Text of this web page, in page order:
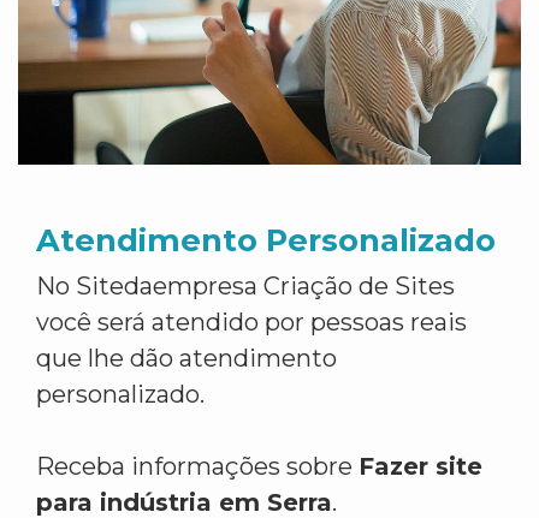
Atendimento Personalizado
No Sitedaempresa Criação de Sites
você será atendido por pessoas reais
que lhe dão atendimento
personalizado.
Receba informações sobre Fazer site
para indústria em Serra.